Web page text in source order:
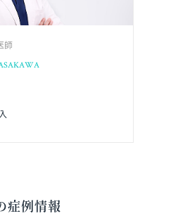
師
症例情報